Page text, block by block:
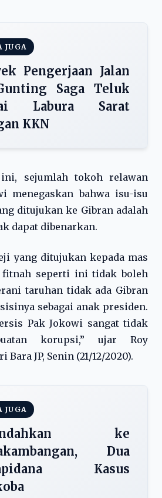
JUGA
Pengerjaan Jalan
Saga Teluk
Labura Sarat
KKN
sejumlah tokoh relawan
menegaskan bahwa isu-isu
ditujukan ke Gibran adalah
dapat dibenarkan.
yang ditujukan kepada mas
fitnah seperti ini tidak boleh
taruhan tidak ada Gibran
sebagai anak presiden.
Pak Jokowi sangat tidak
korupsi,” ujar Roy
JP, Senin (21/12/2020).
JUGA
ke
Dua
Kasus